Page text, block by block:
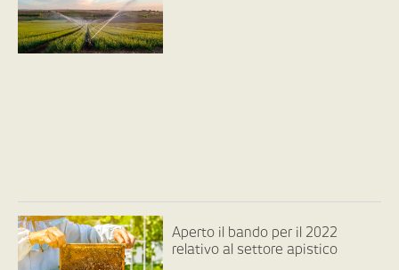
Aperto il bando per il 2022
relativo al settore apistico